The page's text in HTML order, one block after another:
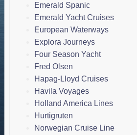
Emerald Spanic
Emerald Yacht Cruises
European Waterways
Explora Journeys
Four Season Yacht
Fred Olsen
Hapag-Lloyd Cruises
Havila Voyages
Holland America Lines
Hurtigruten
Norwegian Cruise Line